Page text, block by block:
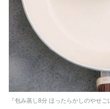
『包み蒸し8分 ほったらかしのやせご